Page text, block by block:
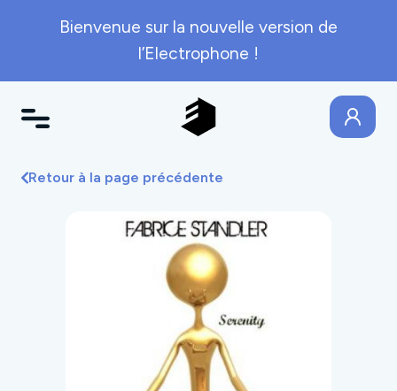
Bienvenue sur la nouvelle version de
l’Electrophone !
Retour à la page précédente